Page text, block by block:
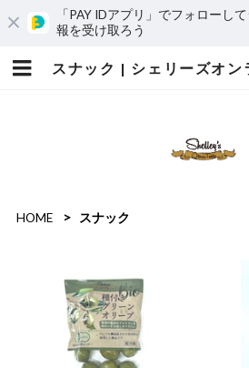
「PAY IDアプリ」でフォローし
報を受け取ろう
スナック | シェリーズオン
HOME スナック